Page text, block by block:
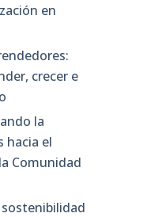
en
crecer e
la
hacia el
Comunidad